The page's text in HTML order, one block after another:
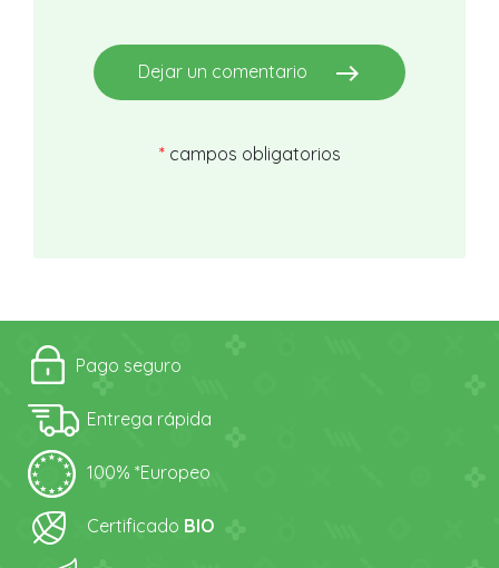
Dejar un comentario east
* campos obligatorios
Pago seguro
Entrega rápida
100% *Europeo
Certificado BIO